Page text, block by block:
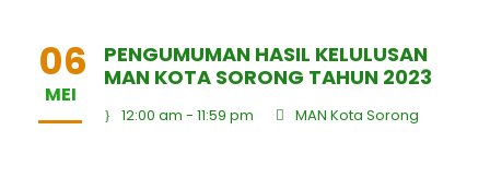
06
MEI
PENGUMUMAN HASIL KELULUSAN
MAN KOTA SORONG TAHUN 2023
12:00 am - 11:59 pm MAN Kota Sorong